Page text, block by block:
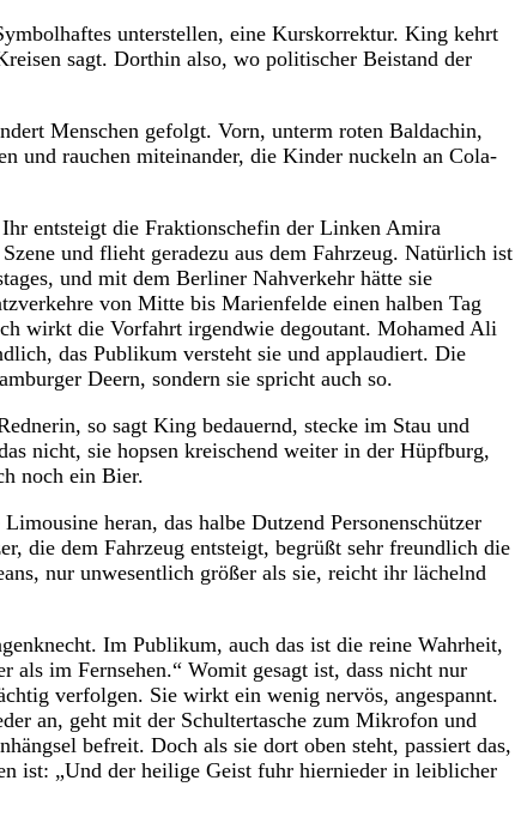
unterstellen, eine Kurskorrektur. King kehrt
sagt. Dorthin also, wo politischer Beistand der
Menschen gefolgt. Vorn, unterm roten Baldachin,
und rauchen miteinander, die Kinder nuckeln an Cola-
entsteigt die Fraktionschefin der Linken Amira
und flieht geradezu aus dem Fahrzeug. Natürlich ist
und mit dem Berliner Nahverkehr hätte sie
von Mitte bis Marienfelde einen halben Tag
wirkt die Vorfahrt irgendwie degoutant. Mohamed Ali
das Publikum versteht sie und applaudiert. Die
Deern, sondern sie spricht auch so.
so sagt King bedauernd, stecke im Stau und
nicht, sie hopsen kreischend weiter in der Hüpfburg,
noch ein Bier.
heran, das halbe Dutzend Personenschützer
die dem Fahrzeug entsteigt, begrüßt sehr freundlich die
nur unwesentlich größer als sie, reicht ihr lächelnd
Im Publikum, auch das ist die reine Wahrheit,
als im Fernsehen.“ Womit gesagt ist, dass nicht nur
verfolgen. Sie wirkt ein wenig nervös, angespannt.
an, geht mit der Schultertasche zum Mikrofon und
befreit. Doch als sie dort oben steht, passiert das,
ist: „Und der heilige Geist fuhr hiernieder in leiblicher